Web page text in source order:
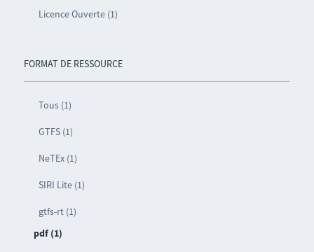
Licence Ouverte (1)
FORMAT DE RESSOURCE
Tous (1)
GTFS (1)
NeTEx (1)
SIRI Lite (1)
gtfs-rt (1)
pdf (1)